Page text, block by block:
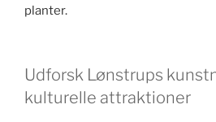
planter.
Udforsk Lønstrups
kulturelle attraktioner